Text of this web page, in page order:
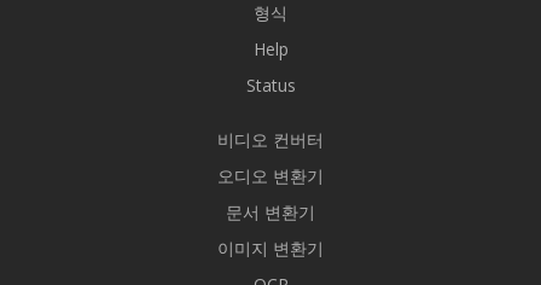
형식
Help
Status
비디오 컨버터
오디오 변환기
문서 변환기
이미지 변환기